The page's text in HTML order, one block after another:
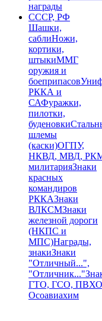
награды
СССР, РФ
Шашки,
саблиНожи,
кортики,
штыкиММГ
оружия и
боеприпасов
РККА и
САФуражки,
пилотки,
буденовки
шлемы
(каски)ОГПУ,
НКВД, МВД,
милитарияЗнаки
красных
командиров
РККАЗнаки
ВЛКСМЗнаки
железной дороги
(НКПС и
МПС)Награды,
знакиЗнаки
"Отличный...",
"Отличник..."
ГТО, ГСО,
Осоавиахим